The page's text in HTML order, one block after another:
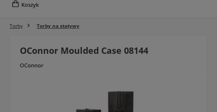
Koszyk
Torby Torby na statywy
OConnor Moulded Case 08144
OConnor